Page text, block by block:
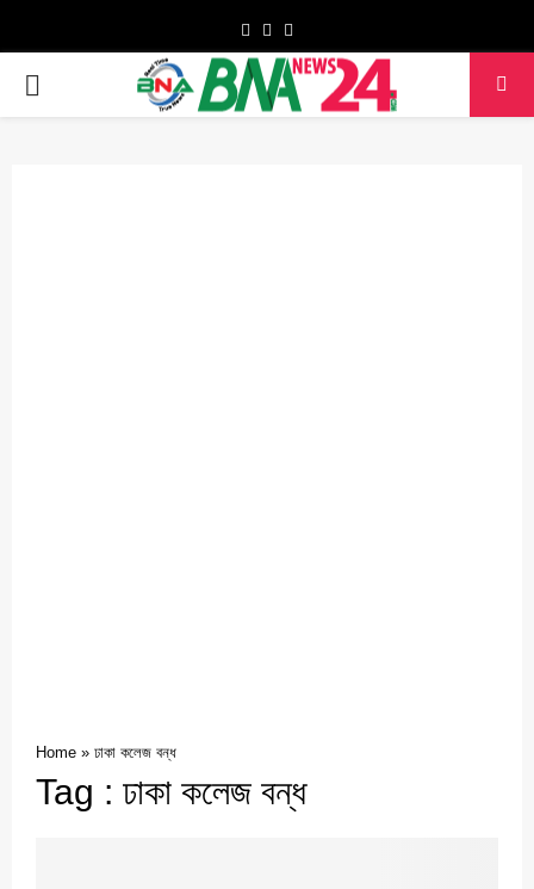
Facebook
Twitter
PRIMARY
Home » ঢাকা কলেজ বন্ধ
Tag : ঢাকা কলেজ বন্ধ